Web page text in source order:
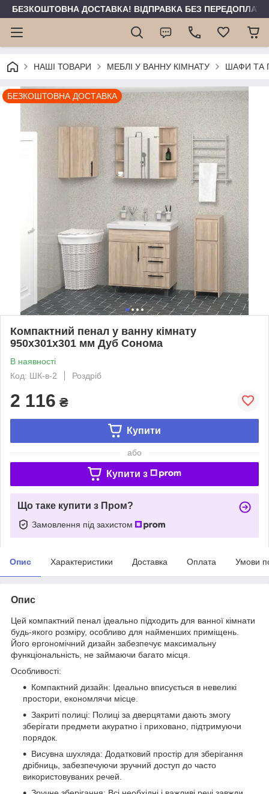
БЕЗКОШТОВНА ДОСТАВКА! ВІДПРАВКА БЕЗ ПЕРЕДОПЛАТИ
НАШІ ТОВАРИ МЕБЛІ У ВАННУ КІМНАТУ ШАФИ ТА
БЕЗКОШТОВНА ДОСТАВКА
Компактний пенал у ванну кімнату
950х301х301 мм Дуб Сонома
В наявності
Код: ШК-в-2
Роздріб
2 116 ₴
Купити
або
Купити з
Що таке купити з Пром?
Замовлення під захистом
Опис Характеристики Доставка Оплата Умови
Опис
Цей компактний пенал ідеально підходить для ванної кімнати
будь-якого розміру, особливо для найменших приміщень.
Його ергономічний дизайн забезпечує максимальну
функціональність, не займаючи багато місця.
Особливості:
Компактний дизайн: Ідеально вписується в невеликі
простори, економлячи місце.
Закриті полиці: Полиці за дверцятами дають змогу
зберігати предмети акуратно і приховано, підтримуючи
порядок.
Висувна шухляда: Додатковий простір для зберігання
дрібниць, забезпечуючи зручний доступ до часто
використовуваних речей.